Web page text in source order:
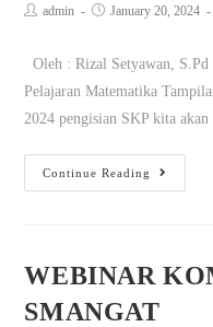
admin January 20, 2024
Oleh : Rizal Setyawan,
Pelajaran Matematika
2024 pengisian SKP kita
Continue Reading
WEBINAR
SMANGAT